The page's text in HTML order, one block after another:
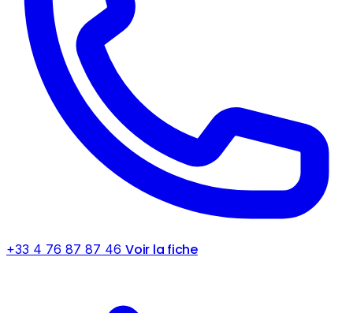
+33 4 76 87 87 46 Voir la fiche